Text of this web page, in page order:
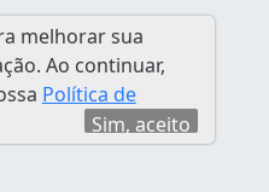
melhorar sua
Ao continuar,
Política de
Sim, aceito